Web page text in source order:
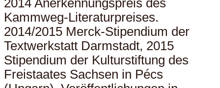
2014 Anerkennungspreis des
Kammweg-Literaturpreises.
2014/2015 Merck-Stipendium der
Textwerkstatt Darmstadt, 2015
Stipendium der Kulturstiftung des
Freistaates Sachsen in Pécs